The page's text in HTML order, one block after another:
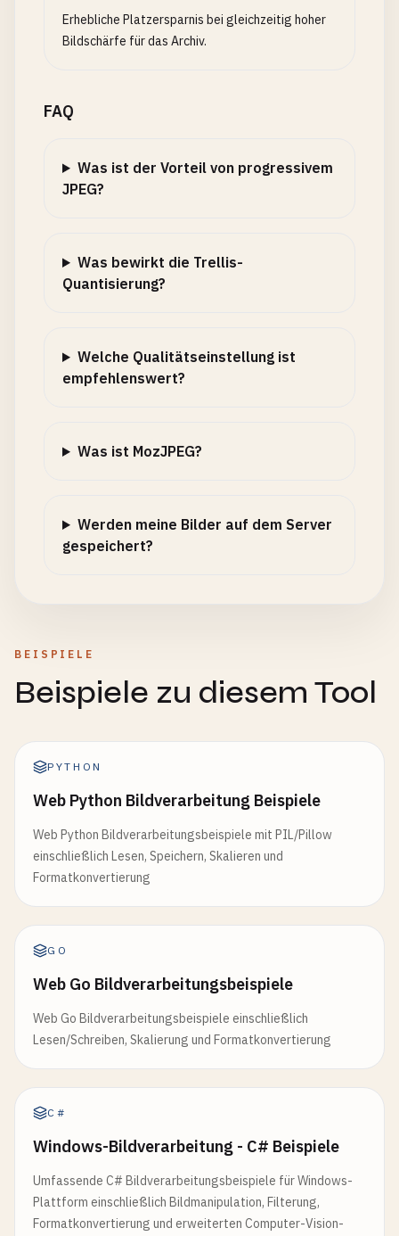
Erhebliche Platzersparnis bei gleichzeitig hoher
Bildschärfe für das Archiv.
FAQ
Was ist der Vorteil von progressivem
JPEG?
Was bewirkt die Trellis-
Quantisierung?
Welche Qualitätseinstellung ist
empfehlenswert?
Was ist MozJPEG?
Werden meine Bilder auf dem Server
gespeichert?
BEISPIELE
Beispiele zu diesem Tool
PYTHON
Web Python Bildverarbeitung Beispiele
Web Python Bildverarbeitungsbeispiele mit PIL/Pillow
einschließlich Lesen, Speichern, Skalieren und
Formatkonvertierung
GO
Web Go Bildverarbeitungsbeispiele
Web Go Bildverarbeitungsbeispiele einschließlich
Lesen/Schreiben, Skalierung und Formatkonvertierung
C#
Windows-Bildverarbeitung - C# Beispiele
Umfassende C# Bildverarbeitungsbeispiele für Windows-
Plattform einschließlich Bildmanipulation, Filterung,
Formatkonvertierung und erweiterten Computer-Vision-